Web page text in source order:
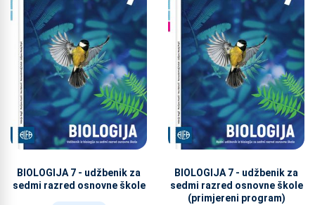
BIOLOGIJA 7 - udžbenik za
sedmi razred osnovne škole
BIOLOGIJA 7 - udžbenik za
sedmi razred osnovne škole
(primjereni program)